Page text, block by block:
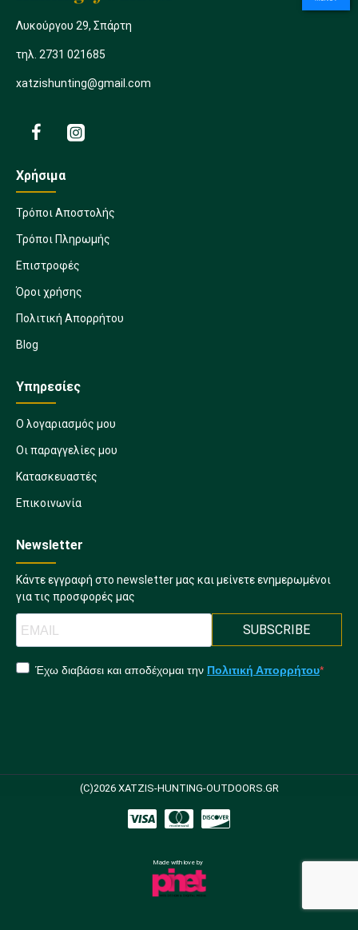
Λυκούργου 29, Σπάρτη
τηλ. 2731 021685
xatzishunting@gmail.com
Χρήσιμα
Τρόποι Αποστολής
Τρόποι Πληρωμής
Επιστροφές
Όροι χρήσης
Πολιτική Απορρήτου
Blog
Υπηρεσίες
Ο λογαριασμός μου
Οι παραγγελίες μου
Κατασκευαστές
Επικοινωνία
Newsletter
Κάντε εγγραφή στο newsletter μας και μείνετε ενημερωμένοι
για τις προσφορές μας
SUBSCRIBE
Έχω διαβάσει και αποδέχομαι την Πολιτική Απορρήτου
(C)2026 XATZIS-HUNTING-OUTDOORS.GR
Made with love by